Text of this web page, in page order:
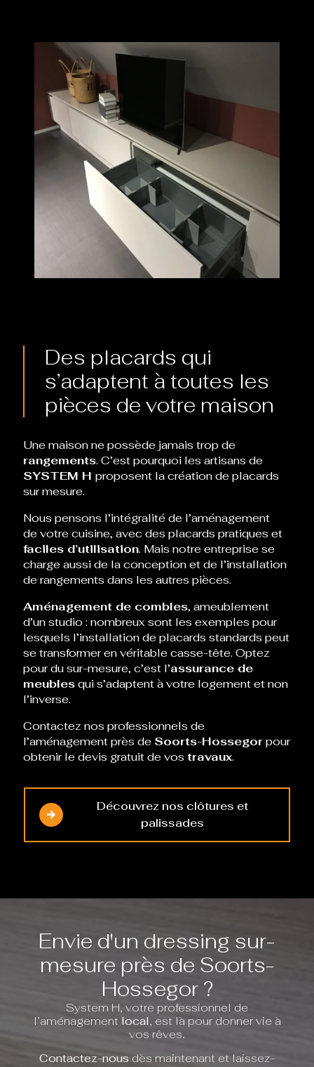
Des placards qui
s’adaptent à toutes les
pièces de votre maison
Une maison ne possède jamais trop de
rangements. C’est pourquoi les artisans de
SYSTEM H proposent la création de placards
sur mesure.
Nous pensons l’intégralité de l’aménagement
de votre cuisine, avec des placards pratiques et
faciles d’utilisation. Mais notre entreprise se
charge aussi de la conception et de l’installation
de rangements dans les autres pièces.
Aménagement de combles, ameublement
d’un studio : nombreux sont les exemples pour
lesquels l’installation de placards standards peut
se transformer en véritable casse-tête. Optez
pour du sur-mesure, c’est l’assurance de
meublesqui s’adaptent à votre logement et non
l’inverse.
Contactez nos professionnels de
l’aménagement près de Soorts-Hossegorpour
obtenir le devis gratuit de vos travaux.
Découvrez nos clôtures et
palissades
Envie d'un dressing sur-
mesure près de Soorts-
Hossegor ?
System H, votre professionnel de
l’aménagement local, est là pour donner vie à
vos rêves.
Contactez-nous dès maintenant et laissez-